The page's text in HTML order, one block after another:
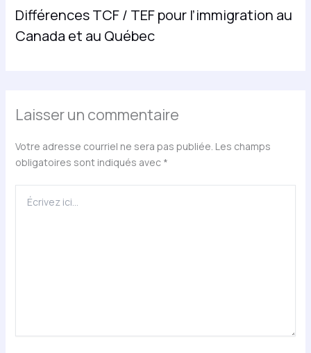
Différences TCF / TEF pour l’immigration au
Canada et au Québec
Laisser un commentaire
Votre adresse courriel ne sera pas publiée. Les champs
obligatoires sont indiqués avec *
ici…